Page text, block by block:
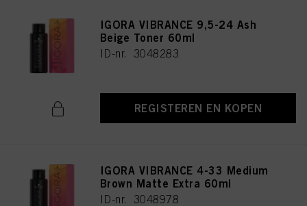
IGORA VIBRANCE 9,5-24 Ash
Beige Toner 60ml
ID-nr. 3048283
REGISTEREN EN KOPEN
IGORA VIBRANCE 4-33 Medium
Brown Matte Extra 60ml
ID-nr. 3048978